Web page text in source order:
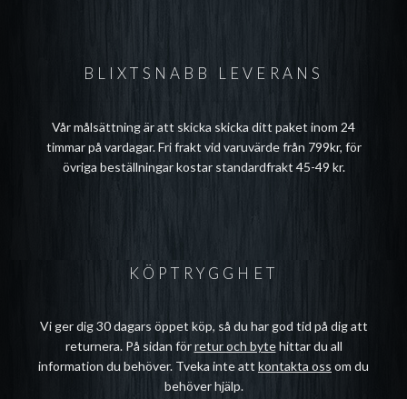
BLIXTSNABB LEVERANS
Vår målsättning är att skicka skicka ditt paket inom 24
timmar på vardagar. Fri frakt vid varuvärde från 799kr, för
övriga beställningar kostar standardfrakt 45-49 kr.
KÖPTRYGGHET
Vi ger dig 30 dagars öppet köp, så du har god tid på dig att
returnera. På sidan förretur och bytehittar du all
information du behöver. Tveka inte att kontakta oss om du
behöver hjälp.